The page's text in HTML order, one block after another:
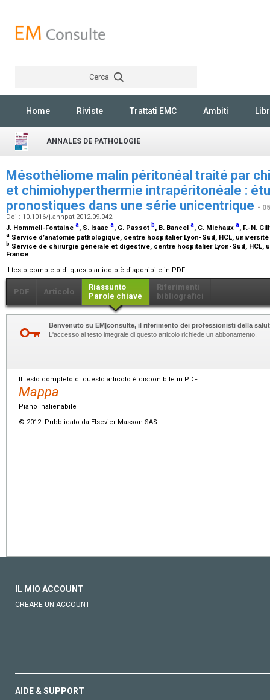
Cerca
Home Riviste Trattati EMC Ambiti
ANNALES DE PATHOLOGIE
Mésothéliome malin péritonéal traité par
et chimiohyperthermie intrapéritonéale :
pronostiques dans une série unicentrique -
Doi : 10.1016/j.annpat.2012.09.042
J. Hommell-Fontaine a, S. Isaac a, G. Passot b, B. Bancel a, C. Michaux a, F.-N.
a Service d’anatomie pathologique, centre hospitalier Lyon-Sud, HCL,
b Service de chirurgie générale et digestive, centre hospitalier Lyon-Sud, HCL,
France
Il testo completo di questo articolo è disponibile in PDF.
PDF Articolo
Riassunto
Parole chiave
Riferimenti
bibliografici
Benvenuto su EM|consulte, il riferimento dei professionisti della
L'accesso al testo integrale di questo articolo richiede un abbonamento.
Il testo completo di questo articolo è disponibile in PDF.
Mappa
Piano inalienabile
© 2012 Pubblicato da Elsevier Masson SAS.
IL MIO ACCOUNT
CREARE UN ACCOUNT
AIDE & SUPPORT